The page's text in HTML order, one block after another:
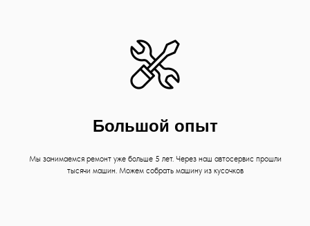
Большой опыт
Мы занимаемся ремонт уже больше 5 лет. Через наш автосервис прошли
тысячи машин. Можем собрать машину из кусочков